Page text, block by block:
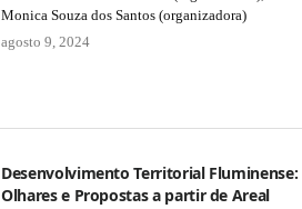
Monica Souza dos Santos (organizadora)
agosto 9, 2024
Desenvolvimento Territorial Fluminense:
Olhares e Propostas a partir de Areal